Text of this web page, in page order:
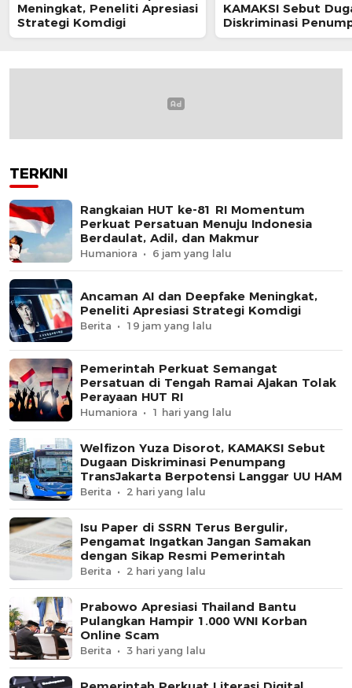
Meningkat, Peneliti Apresiasi
Strategi Komdigi
KAMAKSI Sebut
Diskriminasi
TransJakarta
TERKINI
Rangkaian HUT ke-81 RI Momentum
Perkuat Persatuan Menuju Indonesia
Berdaulat, Adil, dan Makmur
Humaniora 6 jam yang lalu
Ancaman AI dan Deepfake Meningkat,
Peneliti Apresiasi Strategi Komdigi
Berita 19 jam yang lalu
Pemerintah Perkuat Semangat
Persatuan di Tengah Ramai Ajakan Tolak
Perayaan HUT RI
Humaniora 1 hari yang lalu
Welfizon Yuza Disorot, KAMAKSI Sebut
Dugaan Diskriminasi Penumpang
TransJakarta Berpotensi Langgar UU HAM
Berita 2 hari yang lalu
Isu Paper di SSRN Terus Bergulir,
Pengamat Ingatkan Jangan Samakan
dengan Sikap Resmi Pemerintah
Berita 2 hari yang lalu
Prabowo Apresiasi Thailand Bantu
Pulangkan Hampir 1.000 WNI Korban
Online Scam
Berita 3 hari yang lalu